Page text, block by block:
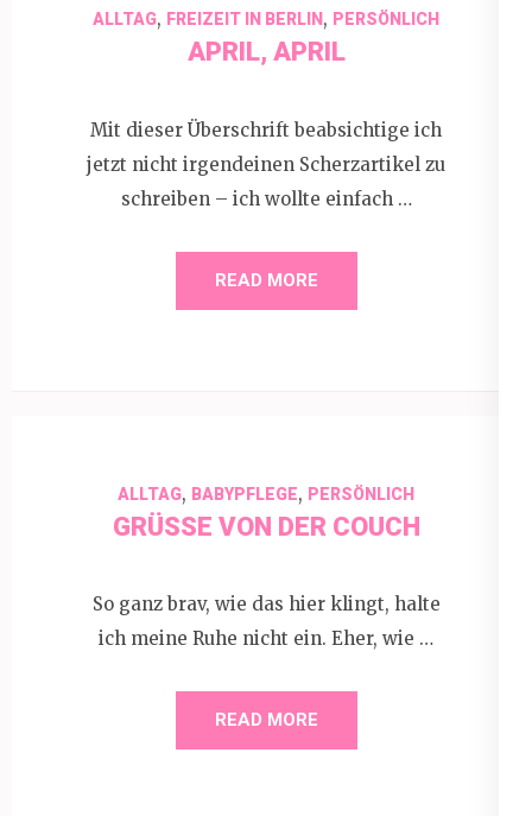
ALLTAG, FREIZEIT IN BERLIN , PERSÖNLICH
APRIL, APRIL
Mit dieser Überschrift beabsichtige ich
jetzt nicht irgendeinen Scherzartikel zu
schreiben – ich wollte einfach …
READ MORE
ALLTAG, BABYPFLEGE, PERSÖNLICH
GRÜSSE VON DER COUCH
So ganz brav, wie das hier klingt, halte
ich meine Ruhe nicht ein. Eher, wie …
READ MORE